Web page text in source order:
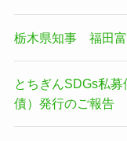
栃木県知事 福田富
とちぎんSDGs私
債）発行のご報告